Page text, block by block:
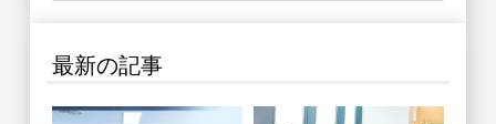
最新の記事